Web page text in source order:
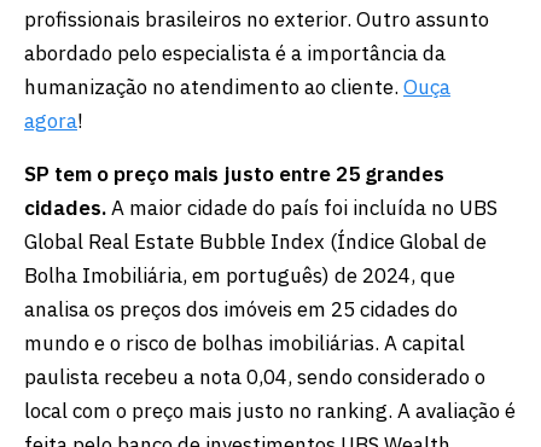
profissionais brasileiros no exterior. Outro assunto
abordado pelo especialista é a importância da
humanização no atendimento ao cliente. Ouça
agora!
SP tem o preço mais justo entre 25 grandes
cidades.A maior cidade do país foi incluída no UBS
Global Real Estate Bubble Index (Índice Global de
Bolha Imobiliária, em português) de 2024, que
analisa os preços dos imóveis em 25 cidades do
mundo e o risco de bolhas imobiliárias. A capital
paulista recebeu a nota 0,04, sendo considerado o
local com o preço mais justo no ranking. A avaliação é